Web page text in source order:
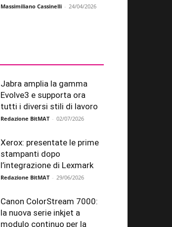
Massimiliano Cassinelli - 24/04/2026
Jabra amplia la gamma
Evolve3 e supporta ora
tutti i diversi stili di lavoro
Redazione BitMAT - 02/07/2026
Xerox: presentate le prime
stampanti dopo
l’integrazione di Lexmark
Redazione BitMAT - 29/06/2026
Canon ColorStream 7000:
la nuova serie inkjet a
modulo continuo per la